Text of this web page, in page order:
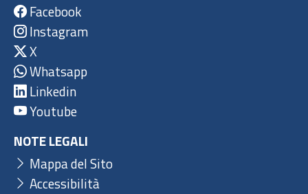
Facebook
Instagram
X
Whatsapp
Linkedin
Youtube
NOTE LEGALI
Mappa del Sito
Accessibilità